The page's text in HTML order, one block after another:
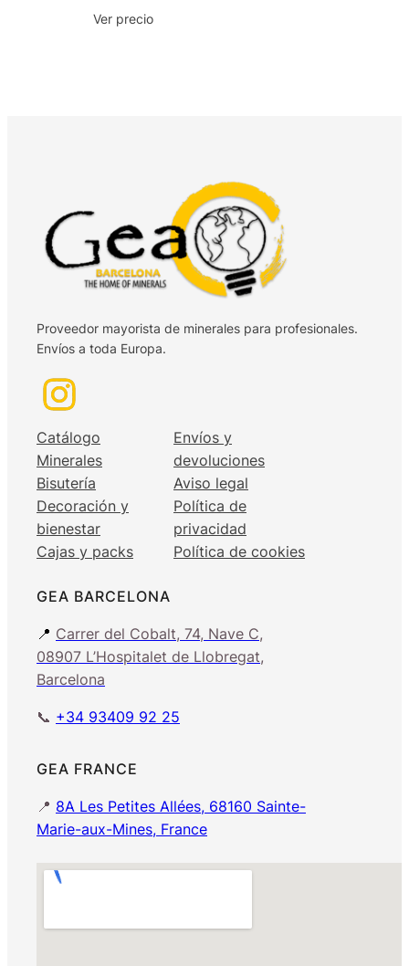
Ver precio
Proveedor mayorista de minerales para profesionales.
Envíos a toda Europa.
Catálogo
Minerales
Bisutería
Decoración y
bienestar
Cajas y packs
Envíos y
devoluciones
Aviso legal
Política de
privacidad
Política de cookies
GEA BARCELONA
📍 Carrer del Cobalt, 74, Nave C,
08907 L’Hospitalet de Llobregat,
Barcelona
📞 +34 93409 92 25
GEA FRANCE
📍 8A Les Petites Allées, 68160 Sainte-
Marie-aux-Mines, France